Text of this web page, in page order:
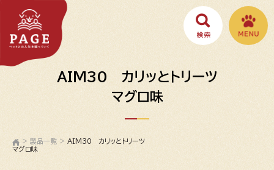
AIM30 カリッとトリーツ
マグロ味
> 製品一覧 > AIM30 カリッとトリーツ
マグロ味